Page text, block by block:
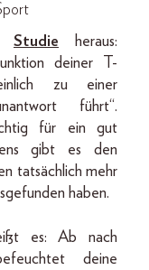
Studie heraus:
deiner T-
zu einer
führt“.
für ein gut
gibt es den
tatsächlich mehr
haben.
es: Ab nach
deine